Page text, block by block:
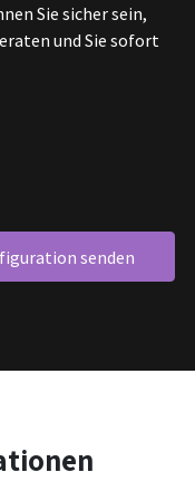
Sie sicher sein,
und Sie sofort
senden